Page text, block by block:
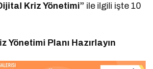
Kriz Yönetimi” ile ilgili işte 10
Yönetimi Planı Hazırlayın